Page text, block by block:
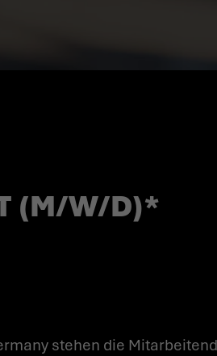
(M/W/D)*
stehen die